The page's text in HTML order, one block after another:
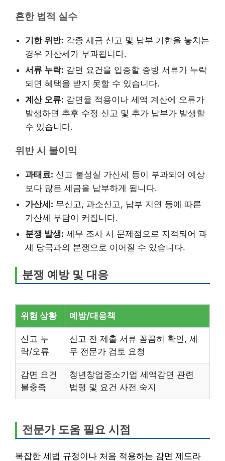
흔한 법적 실수
기한 위반: 각종 세금 신고 및 납부 기한을 놓치는
경우 가산세가 부과됩니다.
서류 누락: 감면 요건을 입증할 증빙 서류가 누락
되면 혜택을 받지 못할 수 있습니다.
계산 오류: 감면율 적용이나 세액 계산에 오류가
발생하면 추후 수정 신고 및 추가 납부가 발생할
수 있습니다.
위반 시 불이익
과태료: 신고 불성실 가산세 등이 부과되어 예상
보다 많은 세금을 납부하게 됩니다.
가산세: 무신고, 과소신고, 납부 지연 등에 따른
가산세 부담이 커집니다.
분쟁 발생: 세무 조사 시 문제점으로 지적되어 과
세 당국과의 분쟁으로 이어질 수 있습니다.
분쟁 예방 및 대응
위험 상황 예방/대응책
신고 누
락/오류
신고 전 제출 서류 꼼꼼히 확인, 세
무 전문가 검토 요청
감면 요건
불충족
청년창업중소기업 세액감면 관련
법령 및 요건 사전 숙지
전문가 도움 필요 시점
복잡한 세법 규정이나 처음 적용하는 감면 제도라